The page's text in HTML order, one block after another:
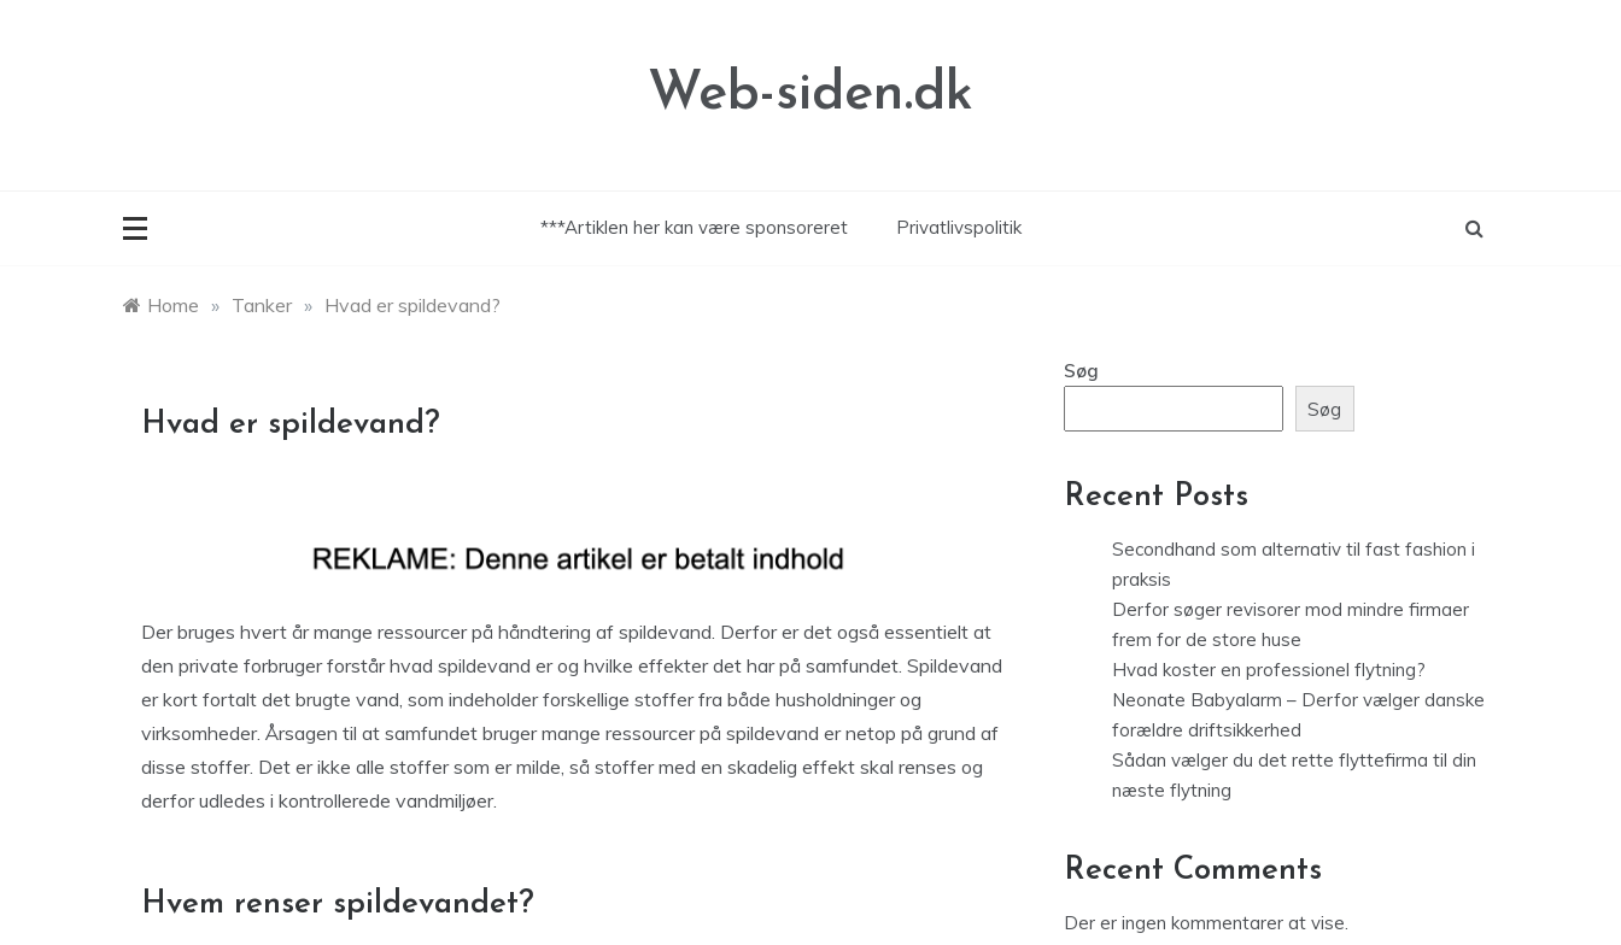
Web-siden.dk
***Artiklen her kan være sponsoreret Privatlivspolitik
Home » Tanker » Hvad er spildevand?
Hvad er spildevand?
Der bruges hvert år mange ressourcer på håndtering af spildevand. Derfor er det også essentielt at
den private forbruger forstår hvad spildevand er og hvilke effekter det har på samfundet. Spildevand
er kort fortalt det brugte vand, som indeholder forskellige stoffer fra både husholdninger og
virksomheder. Årsagen til at samfundet bruger mange ressourcer på spildevand er netop på grund af
disse stoffer. Det er ikke alle stoffer som er milde, så stoffer med en skadelig effekt skal renses og
derfor udledes i kontrollerede vandmiljøer.
Hvem renser spildevandet?
Søg
Søg
Recent Posts
Secondhand som alternativ til fast fashion i
praksis
Derfor søger revisorer mod mindre firmaer
frem for de store huse
Hvad koster en professionel flytning?
Neonate Babyalarm – Derfor vælger danske
forældre driftsikkerhed
Sådan vælger du det rette flyttefirma til din
næste flytning
Recent Comments
Der er ingen kommentarer at vise.